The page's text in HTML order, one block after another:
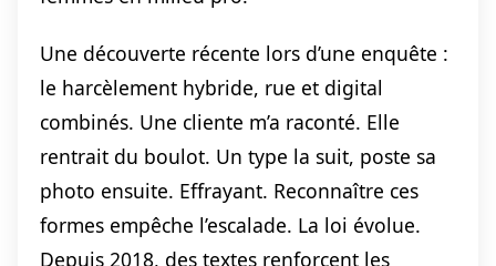
Une découverte récente lors d’une enquête :
le harcèlement hybride, rue et digital
combinés. Une cliente m’a raconté. Elle
rentrait du boulot. Un type la suit, poste sa
photo ensuite. Effrayant. Reconnaître ces
formes empêche l’escalade. La loi évolue.
Depuis 2018, des textes renforcent les